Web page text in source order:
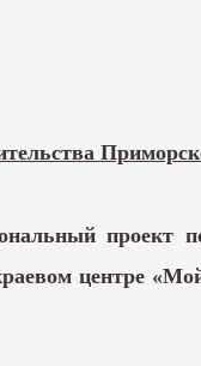
проект
центре «Мой